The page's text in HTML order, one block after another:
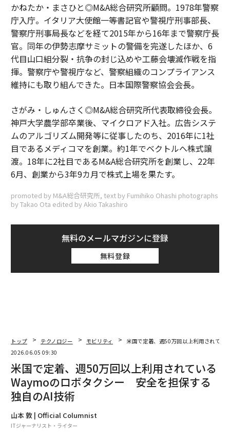
かねたか・まさひと◎M&A総合研究所顧問。1978年警察
庁入庁。イタリア大使館一等書記官や警視庁刑事部長、
警察庁刑事局長などを経て2015年から16年まで警察庁長
官。同年の伊勢志摩サミットの警備を完遂したほか、6
代目山口組分裂・抗争の封じ込めや工藤会壊滅作戦を指
揮。警察庁や警視庁など、警察組織のコンプライアンス
維持にも取り組んできた。日本国際警察協会会長。
さがみ・しゅんさく◎M&A総合研究所代表取締役会長。
神戸大学農学部卒業後、マイクロアド入社。広告システ
ムのアルゴリズム開発等に従事したのち、2016年に1社
目であるメディコマを創業。約1年でベクトルへ株式譲
渡。18年に2社目であるM&A総合研究所を創業し、22年
6月、創業から3年9カ月で株式上場を果たす。
promoted by M&A総合研究所, text by Fumihiko Ohashi photographs
by Takao Ota edited by Akio Takashiro
無料のメールマガジンに登録
無料登録
トップ テクノロジー モビリティ
米国で定着、週50万回以上利用されて
2026.06.05 09:30
米国で定着、週50万回以上利用されている
Waymoのロボタクシー 安全を担保する
独自のAI技術
山本 敦 | Official Columnist
ITジャーナリスト・ライター